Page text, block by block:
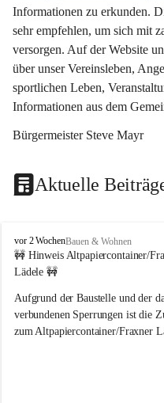
Informationen zu erkunden.
sehr empfehlen, um sich mit
versorgen. Auf der Website
über unser Vereinsleben,
sportlichen Leben,
Informationen aus dem
Bürgermeister Steve Mayr
Aktuelle
F
r
a
e
r
n
vor 2 WochenBauen & Wohnen
🚧 Hinweis Altpapiercontainer/
Lädele 🚧
Aufgrund der Baustelle und der
verbundenen Sperrungen ist die
zum Altpapiercontainer/Fraxner